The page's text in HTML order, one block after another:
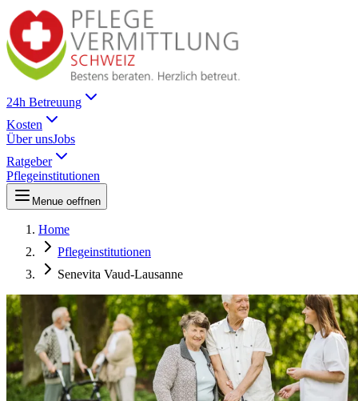
24h Betreuung
Kosten
Über unsJobs
Ratgeber
Pflegeinstitutionen
Menue oeffnen
Home
Pflegeinstitutionen
Senevita Vaud-Lausanne